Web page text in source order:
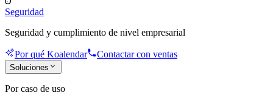
Seguridad
Seguridad y cumplimiento de nivel empresarial
Por qué Koalendar Contactar con ventas
Soluciones
Por caso de uso